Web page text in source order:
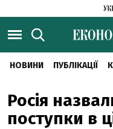
НОВИНИ ПУБЛІКАЦІЇ
Росія
поступки в